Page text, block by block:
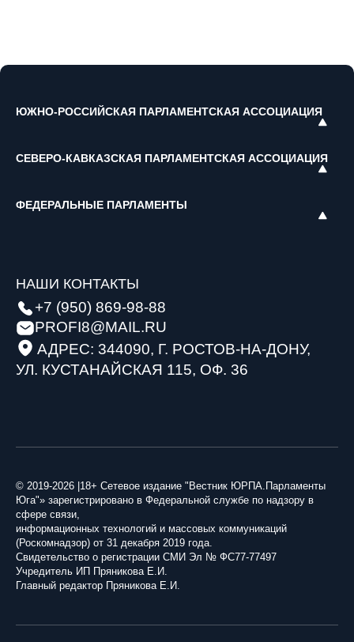
ЮЖНО-РОССИЙСКАЯ ПАРЛАМЕНТСКАЯ АССОЦИАЦИЯ
СЕВЕРО-КАВКАЗСКАЯ ПАРЛАМЕНТСКАЯ АССОЦИАЦИЯ
ФЕДЕРАЛЬНЫЕ ПАРЛАМЕНТЫ
НАШИ КОНТАКТЫ
+7 (950) 869-98-88
PROFI8@MAIL.RU
АДРЕС: 344090, Г. РОСТОВ-НА-ДОНУ,
УЛ. КУСТАНАЙСКАЯ 115, ОФ. 36
© 2019-2026 |18+ Сетевое издание "Вестник ЮРПА.Парламенты
Юга"» зарегистрировано в Федеральной службе по надзору в
сфере связи,
информационных технологий и массовых коммуникаций
(Роскомнадзор) от 31 декабря 2019 года.
Свидетельство о регистрации СМИ Эл № ФС77-77497
Учредитель ИП Пряникова Е.И.
Главный редактор Пряникова Е.И.